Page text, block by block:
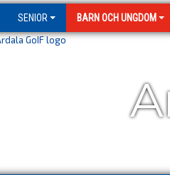
SENIOR BARN OCH UNGDOM